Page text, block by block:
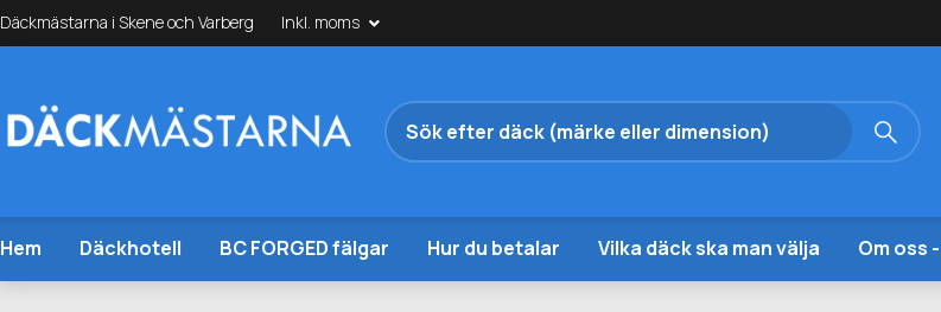
Däckmästarna i Skene och Varberg Inkl. moms
Hem Däckhotell BC FORGED fälgar Hur du betalar Vilka däck ska man välja Om oss